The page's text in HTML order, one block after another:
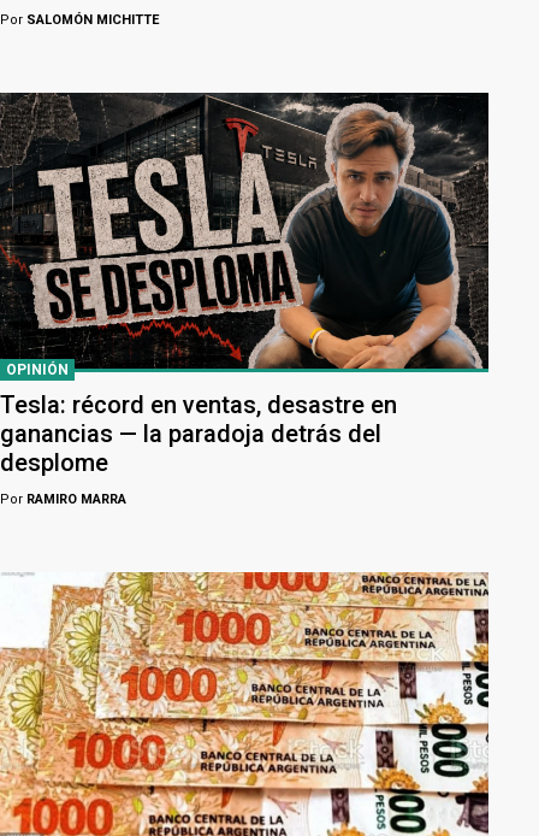
Por SALOMÓN MICHITTE
OPINIÓN
Tesla: récord en ventas, desastre en
ganancias — la paradoja detrás del
desplome
Por RAMIRO MARRA